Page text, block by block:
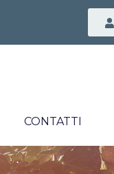
CONTATTI